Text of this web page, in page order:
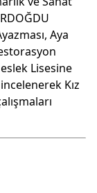
Aya
Lisesine
Kız